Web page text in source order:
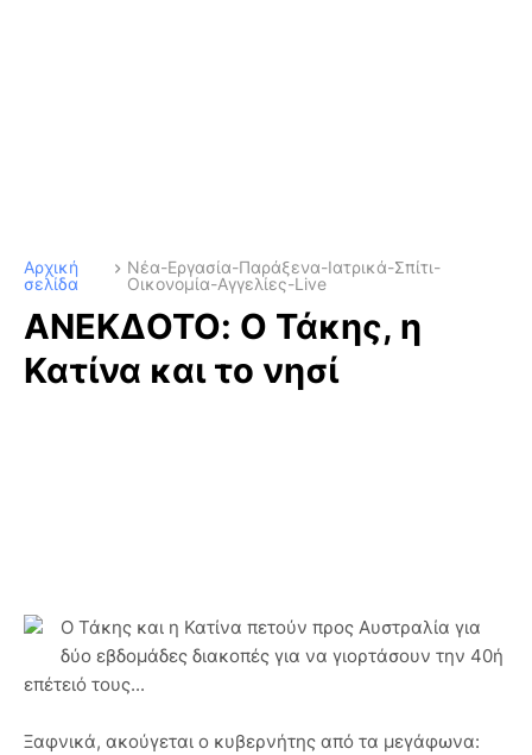
Αρχική
σελίδα
Νέα-Εργασία-Παράξενα-Ιατρικά-Σπίτι-
Οικονομία-Αγγελίες-Live
ΑΝΕΚΔΟΤΟ: Ο Τάκης, η
Κατίνα και το νησί
Ο Τάκης και η Κατίνα πετούν προς Αυστραλία για
δύο εβδομάδες διακοπές για να γιορτάσουν την 40ή
επέτειό τους...
Ξαφνικά, ακούγεται ο κυβερνήτης από τα μεγάφωνα: